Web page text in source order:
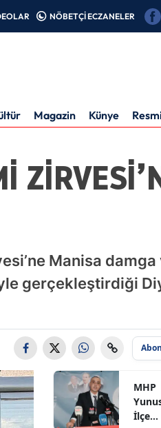
NÖBETÇİ ECZANELER
Magazin Künye
Manisa
gerçekleştirdiği
MHP
İlçe